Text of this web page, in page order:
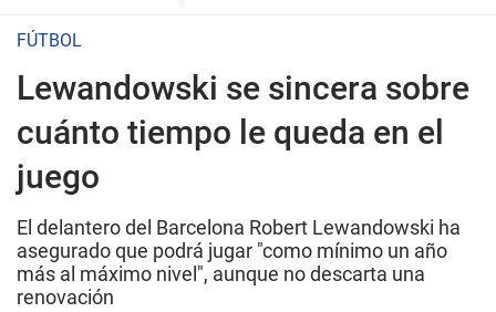
FÚTBOL
Lewandowski se sincera sobre
cuánto tiempo le queda en el
juego
El delantero del Barcelona Robert Lewandowski ha
asegurado que podrá jugar "como mínimo un año
más al máximo nivel", aunque no descarta una
renovación